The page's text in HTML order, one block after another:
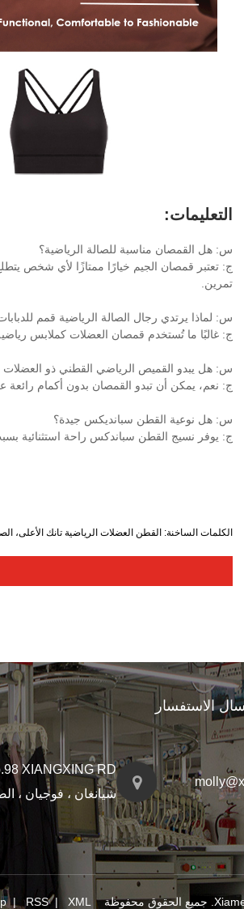
التعليمات:
س: هل القمصان مناسبة للصالة الرياضية؟
ج: تعتبر قمصان الجيم خيارًا ممتازًا لأي شخص
تمرين.
س: لماذا يرتدي رجال الصالة الرياضية قمم
ج: غالبًا ما تُستخدم قمصان العضلات كملابس رياضية
س: هل يبدو القميص الرياضي القطني ذو العضلات
ج: نعم، يمكن أن تبدو القمصان بدون أكمام رائعة
س: هل نوعية القطن سبانديكس جيدة؟
ج: يوفر نسيج القطن سباندكس راحة استثنائية
الكلمات الساخنة: القطن العضلات الرياضية تانك الأعلى،
الاستفسار
شيانغان ، فوجيان ، الصين.
|RSS| XML